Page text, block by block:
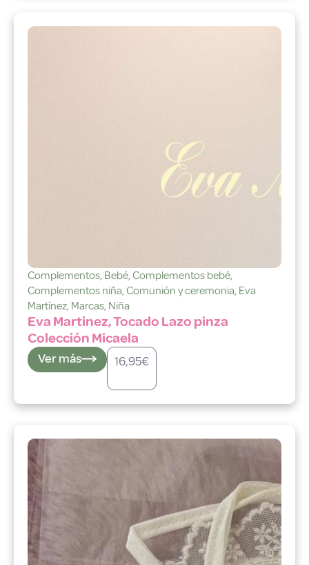
Complementos, Bebé,Complementos bebé,
Complementos niña,Comunión y ceremonia, Eva
Martínez, Marcas, Niña
Eva Martinez, Tocado Lazo pinza
Colección Micaela
Ver más 16,95€